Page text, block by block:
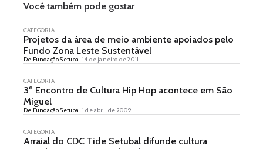
Você também pode gostar
CATEGORIA
Projetos da área de meio ambiente apoiados pelo
Fundo Zona Leste Sustentável
De Fundação Setubal14 de janeiro de 2011
CATEGORIA
3º Encontro de Cultura Hip Hop acontece em São
Miguel
De Fundação Setubal1 de abril de 2009
CATEGORIA
Arraial do CDC Tide Setubal difunde cultura